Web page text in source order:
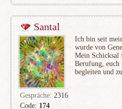
Santal
Code: 174
Ich bin seit
wurde von
Mein Schicksal
Berufung, euch
begleiten und
Gespräche: 2316